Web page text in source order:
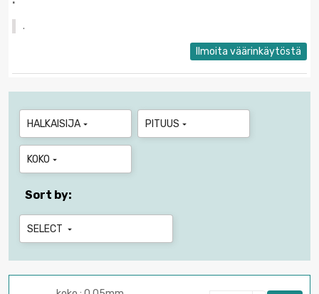
.
Ilmoita väärinkäytöstä
HALKAISIJA  PITUUS 
KOKO 
Sort by:
SELECT 